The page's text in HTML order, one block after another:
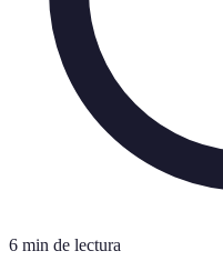
6 min de lectura